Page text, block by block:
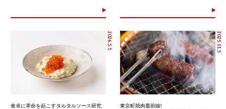
2026.5.5
食卓に革命を起こすタルタルソース研究
2025.11.5
東京町焼肉最前線!